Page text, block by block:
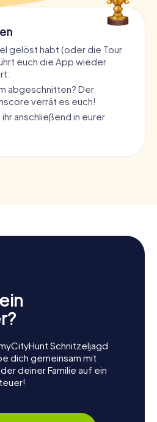
gelöst habt (oder die Tour
euch die App wieder
abgeschnitten? Der
verrät es euch!
anschließend in eurer
Schnitzeljagd
dich gemeinsam mit
deiner Familie auf ein